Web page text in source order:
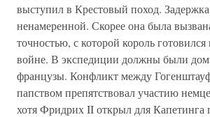
выступил в Крестовый поход.
ненамеренной. Скорее она была
точностью, с которой король
войне. В экспедиции должны были
французы. Конфликт между
папством препятствовал участию
хотя Фридрих II открыл для